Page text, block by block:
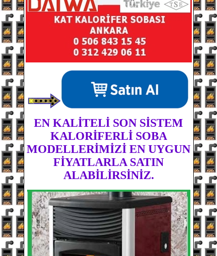
EN KALİTELİ SON SİSTEM
KALORİFERLİ SOBA
MODELLERİMİZİ EN UYGUN
FİYATLARLA SATIN
ALABİLİRSİNİZ.